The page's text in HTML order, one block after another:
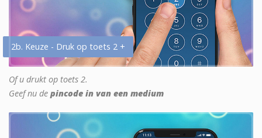
2b. Keuze - Druk op toets 2 +
Of u drukt op toets 2.
Geef nu de pincode in van een medium